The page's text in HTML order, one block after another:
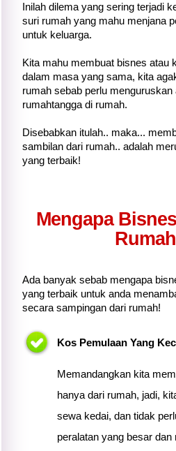
Inilah dilema yang sering terjadi
suri rumah yang mahu menjana
untuk keluarga.
Kita mahu membuat bisnes atau
dalam masa yang sama, kita
rumah sebab perlu menguruskan
rumahtangga di rumah.
Disebabkan itulah.. maka...
sambilan dari rumah.. adalah
yang terbaik!
Mengapa
Ada banyak sebab mengapa
yang terbaik untuk anda
secara sampingan dari rumah!
Kos Pemulaan Yang
Memandangkan kita
hanya dari rumah, jadi,
sewa kedai, dan tidak
peralatan yang besar dan